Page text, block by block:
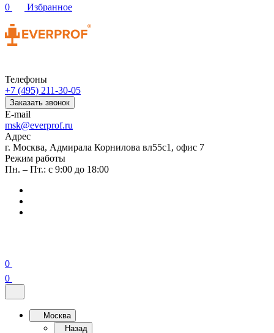
0
Избранное
Телефоны
+7 (495) 211-30-05
Заказать звонок
E-mail
msk@everprof.ru
Адрес
г. Москва, Адмирала Корнилова вл55с1, офис 7
Режим работы
Пн. – Пт.: с 9:00 до 18:00
0
0
Москва
Назад